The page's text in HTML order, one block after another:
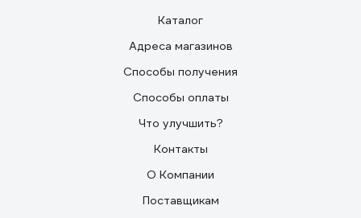
Каталог
Адреса магазинов
Способы получения
Способы оплаты
Что улучшить?
Контакты
О Компании
Поставщикам